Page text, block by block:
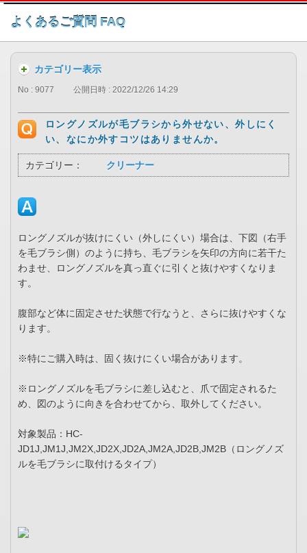
このページの本文へ
よくあるご質問 FAQ
カテゴリー表示
No : 9077 公開日時 : 2022/12/26 14:29
ロングノズルが毛ブラシから外せない、外しにく
い、なにか外すコツはありませんか。
カテゴリー： クリーナー
ロングノズルが抜けにくい（外しにくい）場合は、下図（右手
を毛ブラシ側）のように持ち、毛ブラシを矢印の方向に若干た
わませ、ロングノズルを真っ直ぐに引くと抜けやすくなりま
す。
腹部など体に固定させた状態で行なうと、さらに抜けやすくな
ります。
※特にご購入時は、固く抜けにくい場合があります。
※ロングノズルを毛ブラシに差し込むと、爪で固定されるた
め、図のように向きを合わせてから、取外してください。
対象製品：HC-
JD1J,JM1J,JM2X,JD2X,JD2A,JM2A,JD2B,JM2B（ロングノズ
ルを毛ブラシに取付けるタイプ）